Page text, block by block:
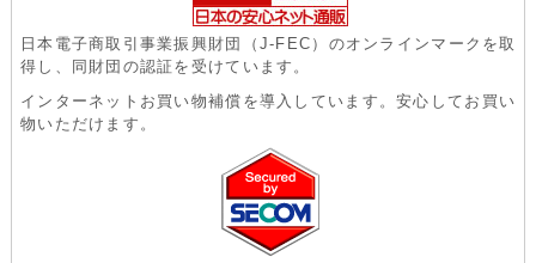
日本電子商取引事業振興財団（J-FEC）のオンラインマークを取
得し、同財団の認証を受けています。
インターネットお買い物補償を導入しています。安心してお買い
物いただけます。